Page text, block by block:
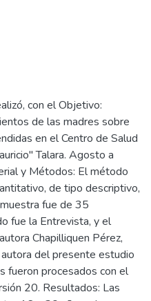
con el Objetivo:
de las madres sobre
en el Centro de Salud
Talara. Agosto a
y Métodos: El método
de tipo descriptivo,
fue de 35
fue la Entrevista, y el
Chapilliquen Pérez,
del presente estudio
fueron procesados con el
20. Resultados: Las